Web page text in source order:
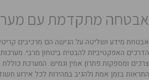
אבטחה מתקדמת עם
אבטחת מידע ושליטה על הגישה הם מרכיבים
הדרכים האפקטיביות להבטיח ביטחון מרבי.
צרכים ומספקות פתרון אמין וגמיש. המערכת
התראות בזמן אמת ולהגיב במהירות לכל אירוע